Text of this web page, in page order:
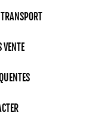
sont des
pour servir
le service en
pas chers
VENTE